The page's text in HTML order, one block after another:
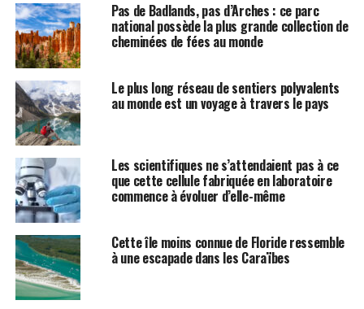
Pas de Badlands, pas d’Arches : ce parc
national possède la plus grande collection de
cheminées de fées au monde
Le plus long réseau de sentiers polyvalents
au monde est un voyage à travers le pays
Les scientifiques ne s’attendaient pas à ce
que cette cellule fabriquée en laboratoire
commence à évoluer d’elle-même
Cette île moins connue de Floride ressemble
à une escapade dans les Caraïbes